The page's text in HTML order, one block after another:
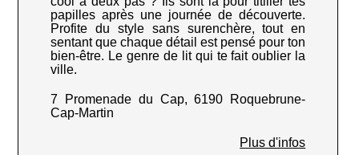
papilles après une journée de découverte.
Profite du style sans surenchère, tout en
sentant que chaque détail est pensé pour ton
bien-être. Le genre de lit qui te fait oublier la
ville.
7 Promenade du Cap, 6190 Roquebrune-
Cap-Martin
Plus d'infos